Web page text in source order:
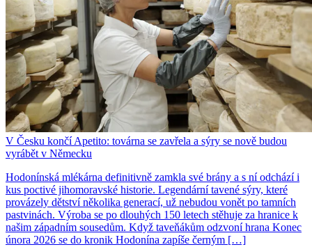
V Česku končí Apetito: továrna se zavřela a sýry se nově budou
vyrábět v Německu
Hodonínská mlékárna definitivně zamkla své brány a s ní odchází i
kus poctivé jihomoravské historie. Legendární tavené sýry, které
provázely dětství několika generací, už nebudou vonět po tamních
pastvinách. Výroba se po dlouhých 150 letech stěhuje za hranice k
našim západním sousedům. Když taveňákům odzvoní hrana Konec
února 2026 se do kronik Hodonína zapíše černým […]